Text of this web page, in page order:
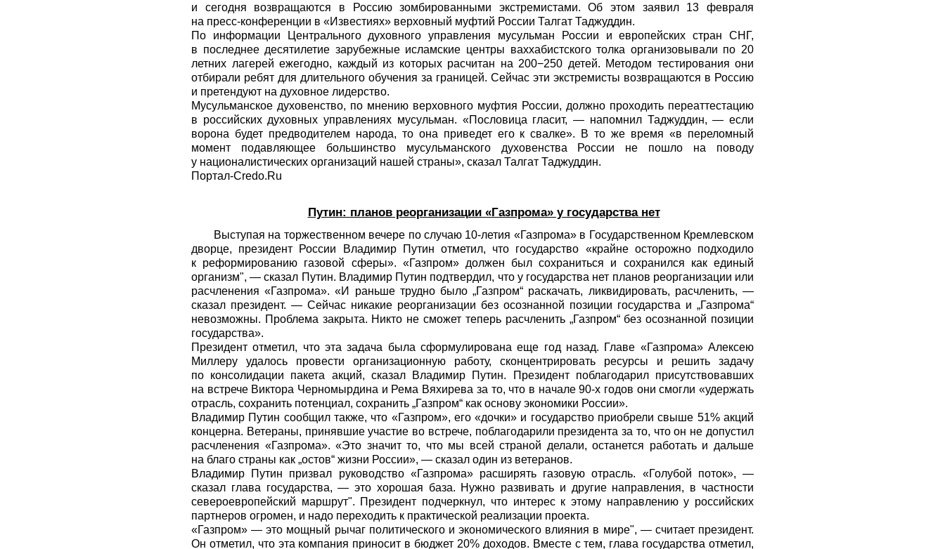
и сегодня возвращаются в Россию зомбированными экстремистами. Об этом заявил 13 февраля
на пресс-конференции в «Известиях» верховный муфтий России Талгат Таджуддин.
По информации Центрального духовного управления мусульман России и европейских стран СНГ,
в последнее десятилетие зарубежные исламские центры ваххабистского толка организовывали по 20
летних лагерей ежегодно, каждый из которых расчитан на 200−250 детей. Методом тестирования они
отбирали ребят для длительного обучения за границей. Сейчас эти экстремисты возвращаются в Россию
и претендуют на духовное лидерство.
Мусульманское духовенство, по мнению верховного муфтия России, должно проходить переаттестацию
в российских духовных управлениях мусульман. «Пословица гласит, — напомнил Таджуддин, — если
ворона будет предводителем народа, то она приведет его к свалке». В то же время «в переломный
момент подавляющее большинство мусульманского духовенства России не пошло на поводу
у националистических организаций нашей страны», сказал Талгат Таджуддин.
Портал-Credo.Ru
Путин: планов реорганизации «Газпрома» у государства нет
Выступая на торжественном вечере по случаю 10-летия «Газпрома» в Государственном Кремлевском
дворце, президент России Владимир Путин отметил, что государство «крайне осторожно подходило
к реформированию газовой сферы». «Газпром» должен был сохраниться и сохранился как единый
организм", — сказал Путин. Владимир Путин подтвердил, что у государства нет планов реорганизации или
расчленения «Газпрома». «И раньше трудно было „Газпром“ раскачать, ликвидировать, расчленить, —
сказал президент. — Сейчас никакие реорганизации без осознанной позиции государства и „Газпрома“
невозможны. Проблема закрыта. Никто не сможет теперь расчленить „Газпром“ без осознанной позиции
государства».
Президент отметил, что эта задача была сформулирована еще год назад. Главе «Газпрома» Алексею
Миллеру удалось провести организационную работу, сконцентрировать ресурсы и решить задачу
по консолидации пакета акций, сказал Владимир Путин. Президент поблагодарил присутствовавших
на встрече Виктора Черномырдина и Рема Вяхирева за то, что в начале 90-х годов они смогли «удержать
отрасль, сохранить потенциал, сохранить „Газпром“ как основу экономики России».
Владимир Путин сообщил также, что «Газпром», его «дочки» и государство приобрели свыше 51% акций
концерна. Ветераны, принявшие участие во встрече, поблагодарили президента за то, что он не допустил
расчленения «Газпрома». «Это значит то, что мы всей страной делали, останется работать и дальше
на благо страны как „остов“ жизни России», — сказал один из ветеранов.
Владимир Путин призвал руководство «Газпрома» расширять газовую отрасль. «Голубой поток», —
сказал глава государства, — это хорошая база. Нужно развивать и другие направления, в частности
североевропейский маршрут". Президент подчеркнул, что интерес к этому направлению у российских
партнеров огромен, и надо переходить к практической реализации проекта.
«Газпром» — это мощный рычаг политического и экономического влияния в мире", — считает президент.
Он отметил, что эта компания приносит в бюджет 20% доходов. Вместе с тем, глава государства отметил,